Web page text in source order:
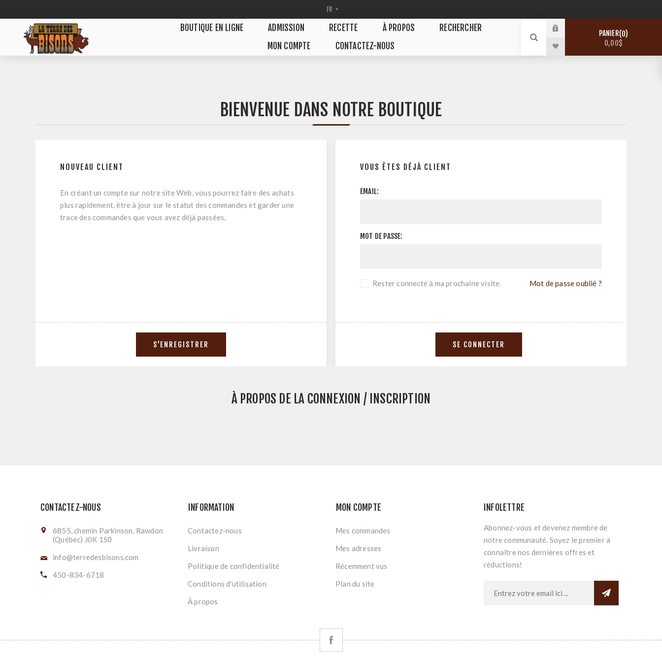
BOUTIQUE EN LIGNE ADMISSION RECETTE À PROPOS
RECHERCHER
MON COMPTE
CONTACTEZ-NOUS
PANIER 0
0,00$
BIENVENUE DANS NOTRE BOUTIQUE
NOUVEAU CLIENT
En créant un compte sur notre site Web, vous pourrez faire des achats
plus rapidement, être à jour sur le statut des commandes et garder une
trace des commandes que vous avez déjà passées.
VOUS ÊTES DÉJÀ CLIENT
EMAIL:
MOT DE PASSE:
Rester connecté à ma prochaine visite. Mot de passe oublié ?
À PROPOS DE LA CONNEXION / INSCRIPTION
CONTACTEZ-NOUS
6855, chemin Parkinson, Rawdon
(Québec) J0K 1S0
info@terredesbisons.com
450-834-6718
INFORMATION
Contactez-nous
Livraison
Politique de confidentialité
Conditions d'utilisation
À propos
MON COMPTE
Mes commandes
Mes adresses
Récemment vus
Plan du site
INFOLETTRE
Abonnez-vous et devenez membre de
notre communauté. Soyez le premier à
connaître nos dernières offres et
réductions!